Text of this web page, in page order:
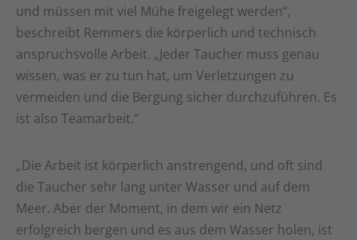
und müssen mit viel Mühe freigelegt werden“,
beschreibt Remmers die körperlich und technisch
anspruchsvolle Arbeit. „Jeder Taucher muss genau
wissen, was er zu tun hat, um Verletzungen zu
vermeiden und die Bergung sicher durchzuführen. Es
ist also Teamarbeit.“
„Die Arbeit ist körperlich anstrengend, und oft sind
die Taucher sehr lang unter Wasser und auf dem
Meer. Aber der Moment, in dem wir ein Netz
erfolgreich bergen und es aus dem Wasser holen, ist